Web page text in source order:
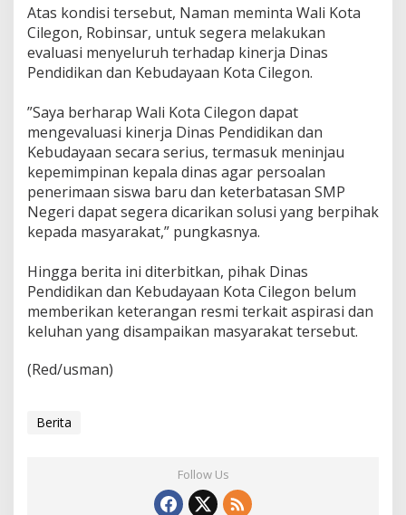
‎Atas kondisi tersebut, Naman meminta Wali Kota
Cilegon, Robinsar, untuk segera melakukan
evaluasi menyeluruh terhadap kinerja Dinas
Pendidikan dan Kebudayaan Kota Cilegon.
‎”Saya berharap Wali Kota Cilegon dapat
mengevaluasi kinerja Dinas Pendidikan dan
Kebudayaan secara serius, termasuk meninjau
kepemimpinan kepala dinas agar persoalan
penerimaan siswa baru dan keterbatasan SMP
Negeri dapat segera dicarikan solusi yang berpihak
kepada masyarakat,” pungkasnya.
‎Hingga berita ini diterbitkan, pihak Dinas
Pendidikan dan Kebudayaan Kota Cilegon belum
memberikan keterangan resmi terkait aspirasi dan
keluhan yang disampaikan masyarakat tersebut.
(Red/usman)
Berita
Follow Us